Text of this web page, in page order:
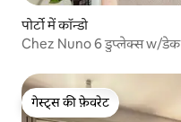
पोर्टो में कॉन्डो
Chez Nuno 6 डुप्लेक्स w/डेक
गेस्ट्स की फ़ेवरेट
गेस्ट्स की फ़ेवरेट